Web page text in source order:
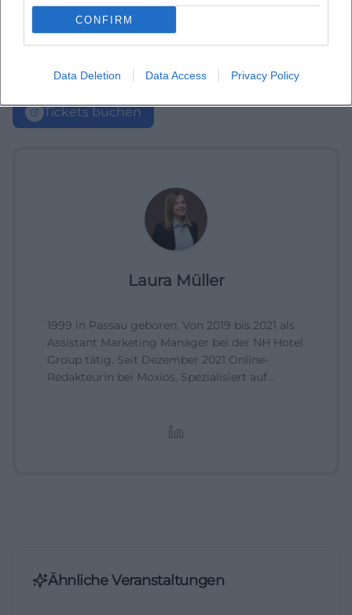
CONFIRM
Data Deletion Data Access Privacy Policy
Tickets buchen
Laura Müller
1999 in Passau geboren. Von 2019 bis 2021 als
Assistant Marketing Manager bei der NH Hotel
Group tätig. Seit Dezember 2021 Online-
Redakteurin bei Moxios. Spezialisiert auf
Ähnliche Veranstaltungen